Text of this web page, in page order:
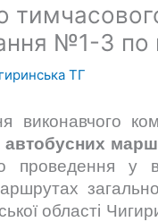
№1-3 по
ТГ
виконавчого
автобусних
проведення у
області